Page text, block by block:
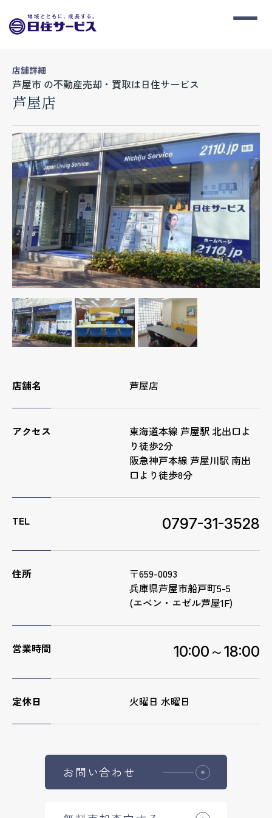
店舗詳細
芦屋市 の不動産売却・買取は日住サービス
芦屋店
店舗名 芦屋店
アクセス
東海道本線 芦屋駅 北出口よ
り徒歩2分
阪急神戸本線 芦屋川駅 南出
口より徒歩8分
TEL 0797-31-3528
住所
〒659-0093
兵庫県芦屋市船戸町5-5
(エベン・エゼル芦屋1F)
営業時間 10:00～18:00
定休日 火曜日 水曜日
お問い合わせ